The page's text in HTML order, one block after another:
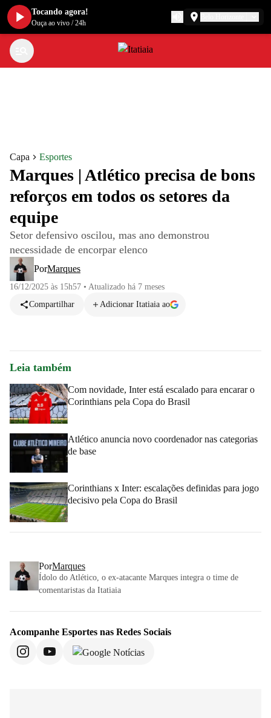
Capa Esportes
Marques | Atlético precisa de bons
reforços em todos os setores da
equipe
Setor defensivo oscilou, mas ano demonstrou
necessidade de encorpar elenco
PorMarques
16/12/2025 às 15h57 • Atualizado há 7 meses
Compartilhar
Adicionar Itatiaia ao
Leia também
Com novidade, Inter está escalado para encarar o
Corinthians pela Copa do Brasil
Atlético anuncia novo coordenador nas categorias
de base
Corinthians x Inter: escalações definidas para jogo
decisivo pela Copa do Brasil
PorMarques
Ídolo do Atlético, o ex-atacante Marques integra o time de
comentaristas da Itatiaia
Acompanhe Esportes nas Redes Sociais
Tocando agora!
Ouça ao vivo /24h